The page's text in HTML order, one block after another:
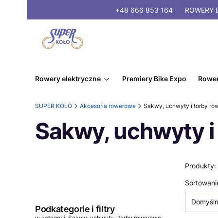
+48 666 853 164 ROWERY
Rowery elektryczne Premiery Bike Expo
SUPER KOŁO Akcesoria rowerowe Sakwy, uchwyty i torby
Sakwy, uchwyty
Podkategorie i filtry
Produkty:
Lista